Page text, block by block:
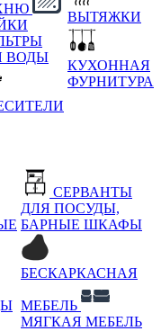
ВОДЫ
ВЫТЯЖКИ
КУХОННАЯ
ФУРНИТУРА
СЕРВАНТЫ
ДЛЯ ПОСУДЫ,
БАРНЫЕ ШКАФЫ
БЕСКАРКАСНАЯ
МЕБЕЛЬ
МЯГКАЯ МЕБЕЛЬ